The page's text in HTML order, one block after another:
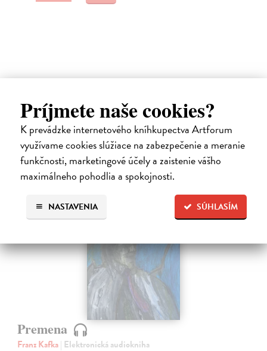
Príjmete naše cookies?
K prevádzke internetového kníhkupectva Artforum
využívame cookies slúžiace na zabezpečenie a meranie
funkčnosti, marketingové účely a zaistenie vášho
maximálneho pohodlia a spokojnosti.
SÚHLASÍM
NASTAVENIA
svetové a prekladové audioknihy
Premena
Franz Kafka| Elektronická audiokniha